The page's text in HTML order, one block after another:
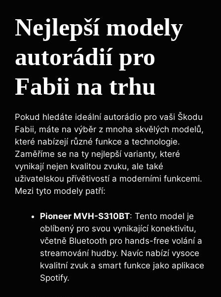
Nejlepší modely
autorádií pro
Fabii na trhu
Pokud hledáte ideální autorádio pro vaši Škodu
Fabii, máte na výběr z mnoha skvělých modelů,
které nabízejí různé funkce a technologie.
Zaměříme se na ty nejlepší varianty, které
vynikají nejen kvalitou zvuku, ale také
uživatelskou přívětivostí a moderními funkcemi.
Mezi tyto modely patří:
Pioneer MVH-S310BT: Tento model je
oblíbený pro svou vynikající konektivitu,
včetně Bluetooth pro hands-free volání a
streamování hudby. Navíc nabízí vysoce
kvalitní zvuk a smart funkce jako aplikace
Spotify.